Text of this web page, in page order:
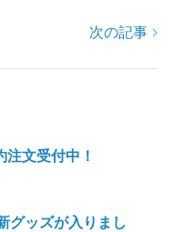
次の記事
文受付中！
グッズが入りまし